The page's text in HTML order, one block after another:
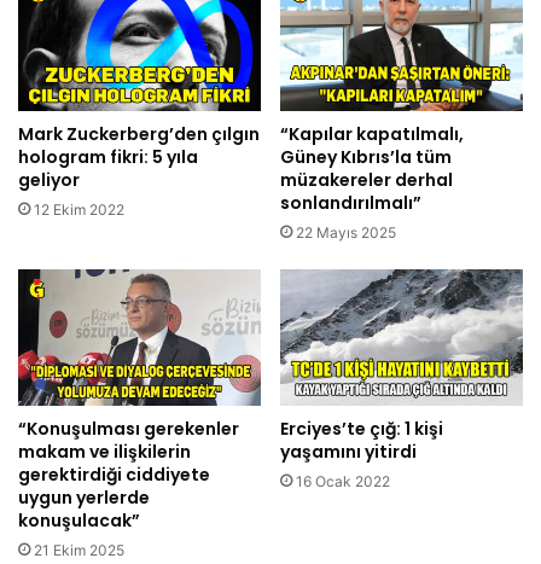
Mark Zuckerberg’den çılgın
hologram fikri: 5 yıla
geliyor
12 Ekim 2022
“Kapılar kapatılmalı,
Güney Kıbrıs’la tüm
müzakereler derhal
sonlandırılmalı”
22 Mayıs 2025
“Konuşulması gerekenler
makam ve ilişkilerin
gerektirdiği ciddiyete
uygun yerlerde
konuşulacak”
21 Ekim 2025
Erciyes’te çığ: 1 kişi
yaşamını yitirdi
16 Ocak 2022